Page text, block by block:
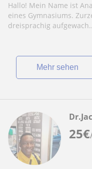
Hallo! Mein Name ist
eines Gymnasiums.
dreisprachig
Mehr sehen
25€